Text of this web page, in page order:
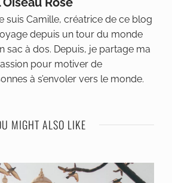
suis Camille, créatrice de ce blog
depuis un tour du monde
sac à dos. Depuis, je partage ma
pour motiver de
à s’envoler vers le monde.
MIGHT ALSO LIKE